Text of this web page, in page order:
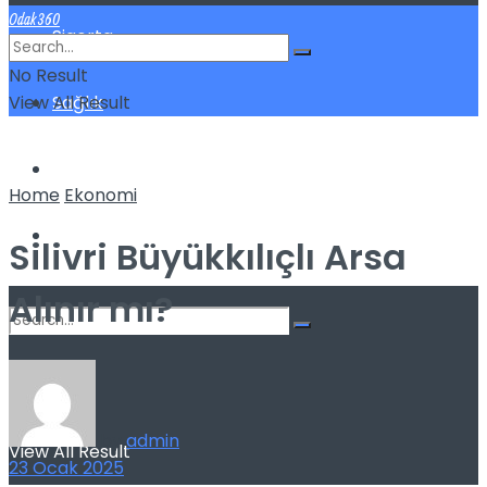
Sigorta
Sağlık
No Result
View All Result
Odak360
No Result
View All Result
Home Ekonomi
Silivri Büyükkılıçlı Arsa
Alınır mı?
byadmin
23 Ocak 2025